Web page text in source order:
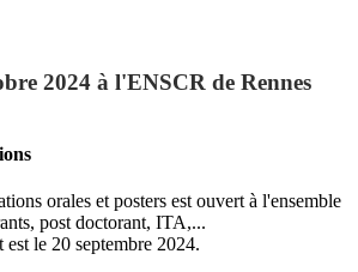
2024 à l'ENSCR de Rennes
orales et posters est ouvert à l'ensemble
post doctorant, ITA,...
le 20 septembre 2024.